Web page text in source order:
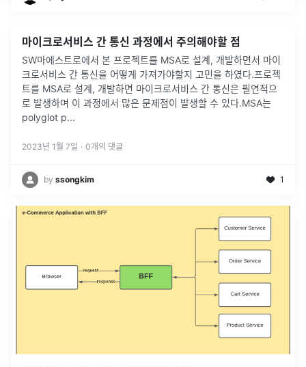
마이크로서비스 간 통신 과정에서 주의해야할 점
SW마에스트로에서 본 프로젝트를 MSA로 설계, 개발하면서 마이
크로서비스 간 통신을 어떻게 가져가야할지 고민을 하였다.프로젝
트를 MSA로 설계, 개발하면 마이크로서비스 간 통신은 필연적으
로 발생하며 이 과정에서 많은 문제점이 발생할 수 있다.MSA는
polyglot p...
2023년 1월 7일 · 0개의 댓글
by ssongkim 1